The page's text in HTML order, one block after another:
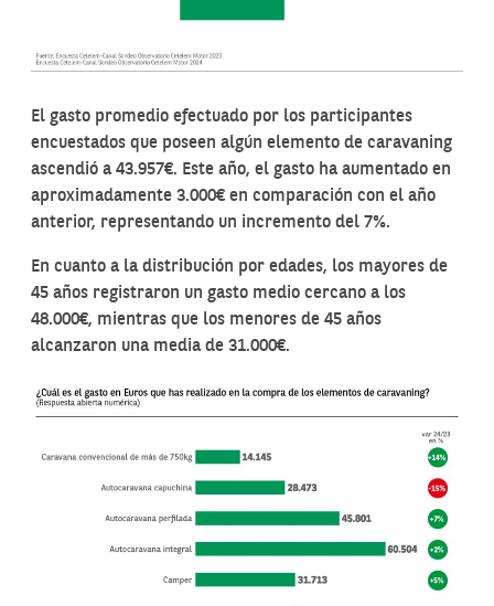
El gasto promedio efectuado por los participantes
encuestados que poseen algún elemento de caravaning
ascendió a 43.957€. Este año, el gasto ha aumentado en
aproximadamente 3.000€ en comparación con el año
anterior, representando un incremento del 7%.
En cuanto a la distribución por edades, los mayores de
45 años registraron un gasto medio cercano a los
48.000€, mientras que los menores de 45 años
alcanzaron una media de 31.000€.